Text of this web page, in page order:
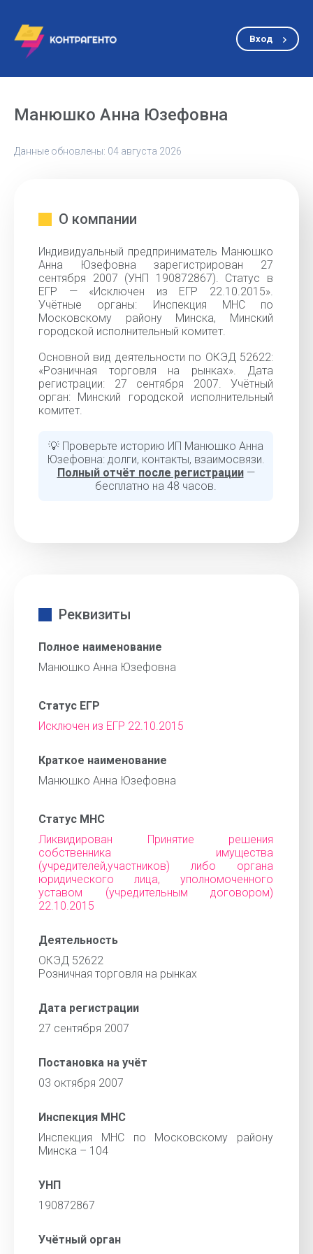
Вход
Манюшко Анна Юзефовна
Данные обновлены: 04 августа 2026
О компании
Индивидуальный предприниматель Манюшко
Анна Юзефовна зарегистрирован 27
сентября 2007 (УНП 190872867). Статус в
ЕГР — «Исключен из ЕГР 22.10.2015».
Учётные органы: Инспекция МНС по
Московскому району Минска, Минский
городской исполнительный комитет.
Основной вид деятельности по ОКЭД 52622:
«Розничная торговля на рынках». Дата
регистрации: 27 сентября 2007. Учётный
орган: Минский городской исполнительный
комитет.
💡 Проверьте историю ИП Манюшко Анна
Юзефовна: долги, контакты, взаимосвязи.
Полный отчёт после регистрации—
бесплатно на 48 часов.
Реквизиты
Полное наименование
Манюшко Анна Юзефовна
Статус ЕГР
Исключен из ЕГР 22.10.2015
Краткое наименование
Манюшко Анна Юзефовна
Статус МНС
Ликвидирован Принятие решения
собственника имущества
(учредителей,участников) либо органа
юридического лица, уполномоченного
уставом (учредительным договором)
22.10.2015
Деятельность
ОКЭД 52622
Розничная торговля на рынках
Дата регистрации
27 сентября 2007
Постановка на учёт
03 октября 2007
Инспекция МНС
Инспекция МНС по Московскому району
Минска – 104
УНП
190872867
Учётный орган